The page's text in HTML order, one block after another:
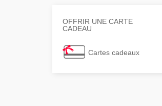
OFFRIR UNE CARTE
CADEAU
Cartes cadeaux